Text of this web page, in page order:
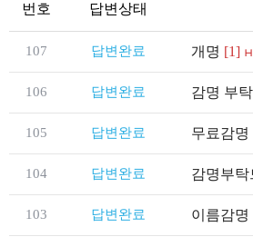
번호 답변상태
107 답변완료 개명 [1]
106 답변완료 감명 부
105 답변완료 무료감명
104 답변완료 감명부탁
103 답변완료 이름감명